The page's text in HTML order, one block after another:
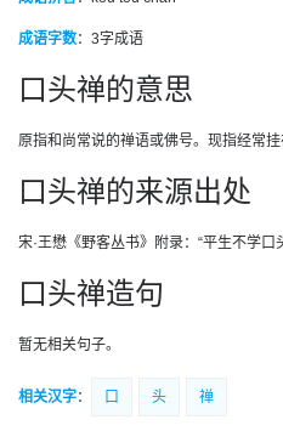
成语字数： 3字成语
口头禅的意思
原指和尚常说的禅语或佛号。现指经常挂
口头禅的来源出处
宋·王懋《野客丛书》附录：“平生不学口
口头禅造句
暂无相关句子。
相关汉字： 口 头 禅